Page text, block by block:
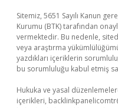
Sitemiz, 5651 Sayılı Kanun
Kurumu (BTK) tarafından
vermektedir. Bu nedenle,
veya araştırma
yazdıkları içeriklerin
bu sorumluluğu kabul etmiş
Hukuka ve yasal
içerikleri,